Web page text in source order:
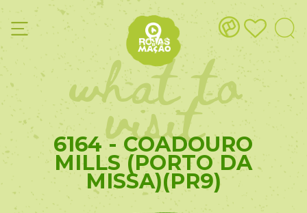
what to
visit
6164 - COADOURO
MILLS (PORTO DA
MISSA)(PR9)